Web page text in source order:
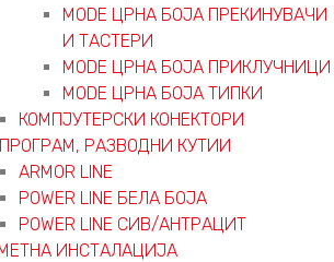
MODE ЦРНА БОЈА ПРЕКИНУВАЧИ
И ТАСТЕРИ
MODE ЦРНА БОЈА ПРИКЛУЧНИЦИ
MODE ЦРНА БОЈА ТИПКИ
КОМПЈУТЕРСКИ КОНЕКТОРИ
РАЗВОДНИ КУТИИ
ARMOR LINE
POWER LINE БЕЛА БОЈА
POWER LINE СИВ/АНТРАЦИТ
ИНСТАЛАЦИЈА